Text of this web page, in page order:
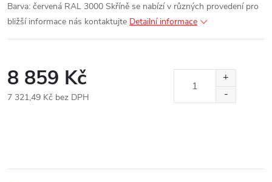
Barva: červená RAL 3000 Skříně se nabízí v různých provedení pro
bližší informace nás kontaktujte Detailní informace
8 859 Kč
7 321,49 Kč bez DPH